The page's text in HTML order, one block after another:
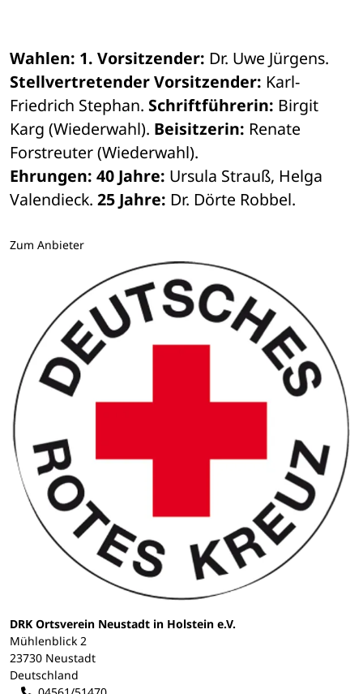
Wahlen: 1. Vorsitzender:
Stellvertretender Vorsitzender: Karl-
Friedrich Stephan. Schriftführerin: Birgit
Karg (Wiederwahl). Beisitzerin: Renate
Forstreuter (Wiederwahl).
Ehrungen: 40 Jahre: Ursula Strauß, Helga
Valendieck. 25 Jahre: Dr. Dörte Robbel.
Zum Anbieter
DRK Ortsverein Neustadt in Holstein e.V.
Mühlenblick 2
23730 Neustadt
Deutschland